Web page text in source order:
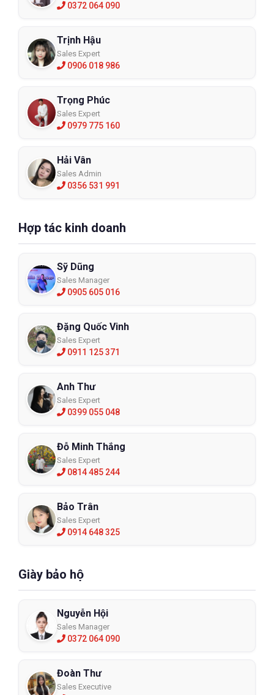
0372 064 090
Trịnh Hậu
Sales Expert
0906 018 986
Trọng Phúc
Sales Expert
0979 775 160
Hải Vân
Sales Admin
0356 531 991
Hợp tác kinh doanh
Sỹ Dũng
Sales Manager
0905 605 016
Đặng Quốc Vinh
Sales Expert
0911 125 371
Anh Thư
Sales Expert
0399 055 048
Đỗ Minh Thắng
Sales Expert
0814 485 244
Bảo Trân
Sales Expert
0914 648 325
Giày bảo hộ
Nguyễn Hội
Sales Manager
0372 064 090
Đoàn Thư
Sales Executive